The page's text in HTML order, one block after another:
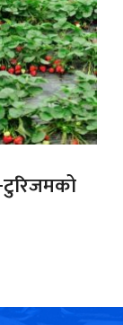
टुरिजमको